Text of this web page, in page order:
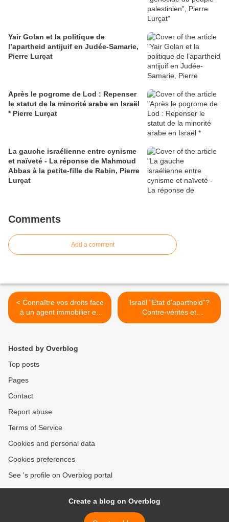
Yair Golan et la politique de
l’apartheid antijuif en Judée-Samarie,
Pierre Lurçat
Après le pogrome de Lod : Repenser
le statut de la minorité arabe en Israël
* Pierre Lurçat
La gauche israélienne entre cynisme
et naïveté - La réponse de Mahmoud
Abbas à la petite-fille de Rabin, Pierre
Lurçat
Comments
Add a comment
< Connaître vos droits face
à un agent immobilier en
Israël par Pierre Lurçat,
Israël “Etat d’apartheid”?
Contre-vérités et
propagande mensongère
Hosted by Overblog
Top posts
Pages
Contact
Report abuse
Terms of Service
Cookies and personal data
Cookies preferences
See 's profile on Overblog portal
Create a blog on Overblog